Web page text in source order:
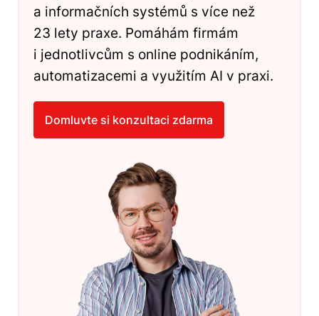
a informačních systémů s více než
23 lety praxe. Pomáhám firmám
i jednotlivcům s online podnikáním,
automatizacemi a využitím AI v praxi.
Domluvte si konzultaci zdarma